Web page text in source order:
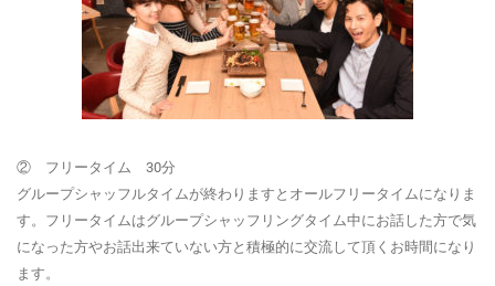
② フリータイム 30分
グループシャッフルタイムが終わりますとオールフリータイムになりま
す。フリータイムはグループシャッフリングタイム中にお話した方で気
になった方やお話出来ていない方と積極的に交流して頂くお時間になり
ます。